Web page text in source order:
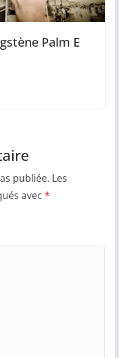
Palm E
publiée. Les
avec *